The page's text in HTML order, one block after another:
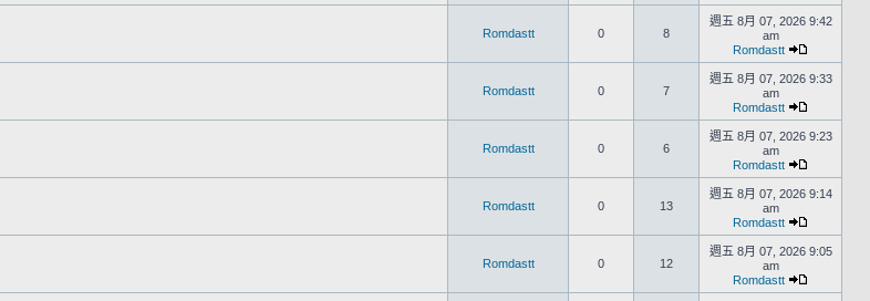
Romdastt 0 8
週五 8月 07, 2026 9:42
am
Romdastt
Romdastt 0 7
週五 8月 07, 2026 9:33
am
Romdastt
Romdastt 0 6
週五 8月 07, 2026 9:23
am
Romdastt
Romdastt 0 13
週五 8月 07, 2026 9:14
am
Romdastt
Romdastt 0 12
週五 8月 07, 2026 9:05
am
Romdastt